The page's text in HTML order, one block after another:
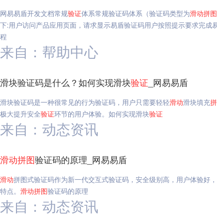
网易易盾开发文档常规验证体系常规验证码体系（验证码类型为滑动拼图
下:用户访问产品应用页面，请求显示易盾验证码用户按照提示要求完成
程
来自：帮助中心
滑块验证码是什么？如何实现滑块验证 _网易易盾
滑块验证码是一种很常见的行为验证码，用户只需要轻轻滑动滑块填充
极大提升安全验证环节的用户体验。如何实现滑块验证
来自：动态资讯
滑动拼图验证码的原理_网易易盾
滑动拼图式验证码作为新一代交互式验证码，安全级别高，用户体验好
特点。 滑动拼图验证码的原理
来自：动态资讯